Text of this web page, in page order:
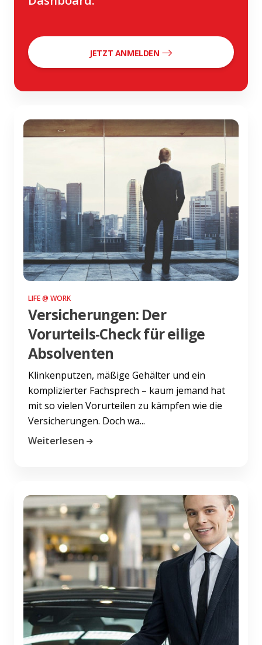
JETZT ANMELDEN
LIFE @ WORK
Versicherungen: Der
Vorurteils-Check für eilige
Absolventen
Klinkenputzen, mäßige Gehälter und ein
komplizierter Fachsprech – kaum jemand hat
mit so vielen Vorurteilen zu kämpfen wie die
Versicherungen. Doch wa...
Weiterlesen